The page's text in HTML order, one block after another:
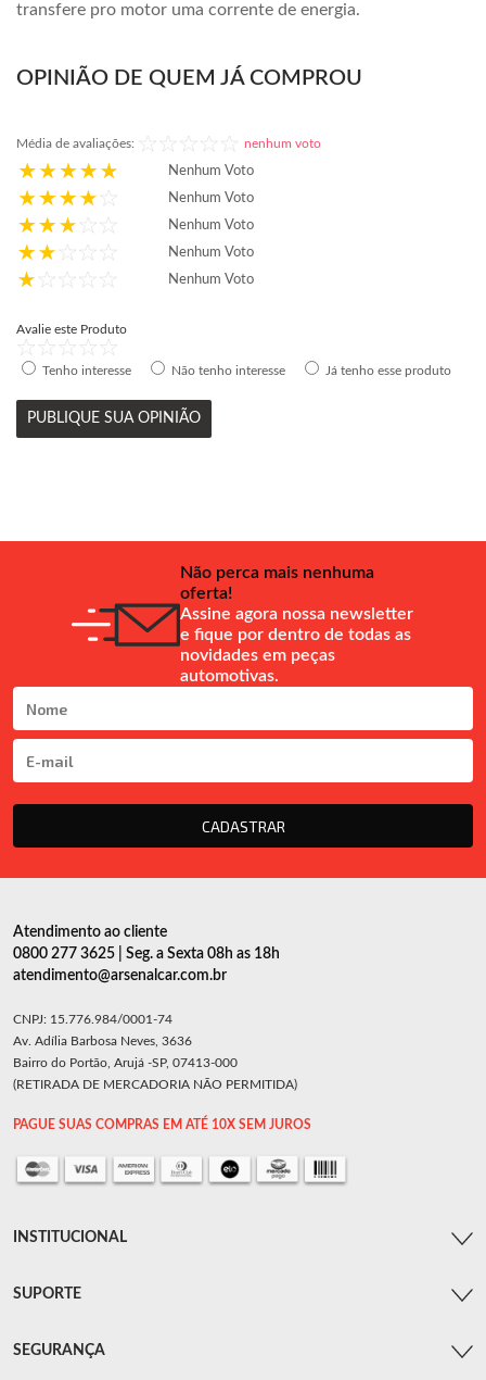
transfere pro motor uma corrente de energia.
OPINIÃO DE QUEM JÁ COMPROU
Média de avaliações: nenhum voto
Nenhum Voto
Nenhum Voto
Nenhum Voto
Nenhum Voto
Nenhum Voto
Avalie este Produto
Tenho interesse Não tenho interesse Já tenho esse produto
PUBLIQUE SUA OPINIÃO
Não perca mais nenhuma
oferta!
Assine agora nossa newsletter
e fique por dentro de todas as
novidades em peças
automotivas.
CADASTRAR
Atendimento ao cliente
0800 277 3625 | Seg. a Sexta 08h as 18h
atendimento@arsenalcar.com.br
CNPJ: 15.776.984/0001-74
Av. Adília Barbosa Neves, 3636
Bairro do Portão, Arujá -SP, 07413-000
(RETIRADA DE MERCADORIA NÃO PERMITIDA)
PAGUE SUAS COMPRAS EM ATÉ 10X SEM JUROS
INSTITUCIONAL
SUPORTE
SEGURANÇA